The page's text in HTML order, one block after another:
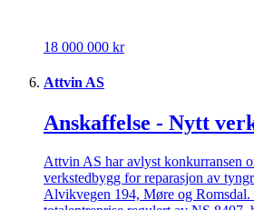
18 000 000 kr
Attvin AS
Anskaffelse - Nytt
Attvin AS har avlyst konkurransen
verkstedbygg for reparasjon av
Alvikvegen 194, Møre og Romsdal.